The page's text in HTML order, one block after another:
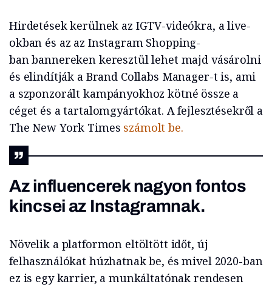
Hirdetések kerülnek az IGTV-videókra, a live-
okban és az az Instagram Shopping-
ban bannereken keresztül lehet majd vásárolni
és elindítják a Brand Collabs Manager-t is, ami
a szponzorált kampányokhoz kötné össze a
céget és a tartalomgyártókat. A fejlesztésekről a
The New York Times számolt be.
Az influencerek nagyon fontos
kincsei az Instagramnak.
Növelik a platformon eltöltött időt, új
felhasználókat húzhatnak be, és mivel 2020-ban
ez is egy karrier, a munkáltatónak rendesen